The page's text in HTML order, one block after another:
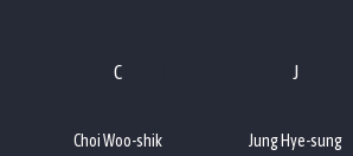
C
Choi Woo-shik
J
Jung Hye-sung